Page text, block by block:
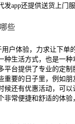
发app还提供送货上门
些
户体验，力求让下单
种生活方式，也是一
平台提供了专业的定
重要的日子里，例如
候还有优惠活动，可
非常便捷和舒适的体